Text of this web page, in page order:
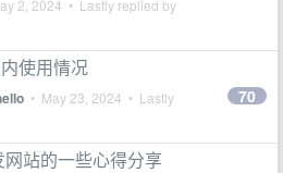
2, 2024 • Lastly replied by
使用情况
• May 23, 2024 • Lastly
70
站的一些心得分享